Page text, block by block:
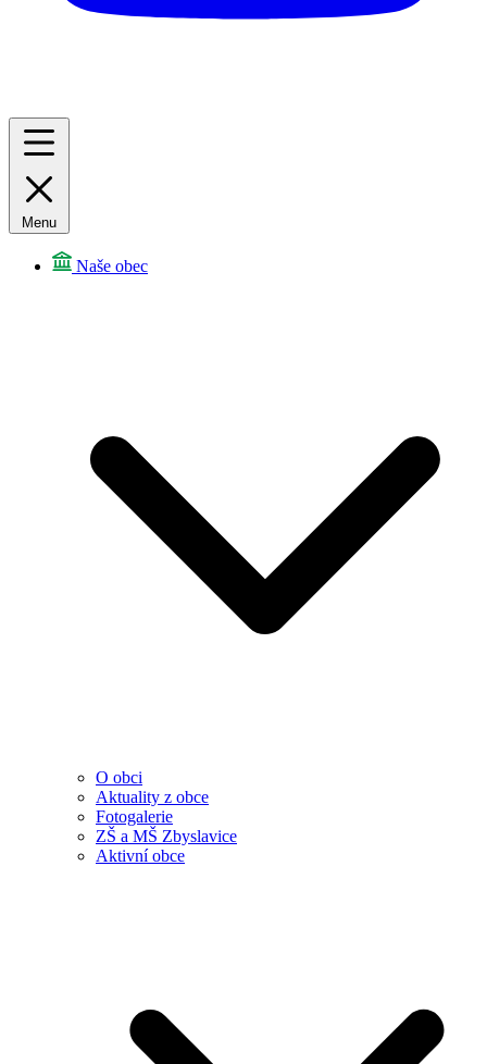
Menu
Naše obec
O obci
Aktuality z obce
Fotogalerie
ZŠ a MŠ Zbyslavice
Aktivní obce